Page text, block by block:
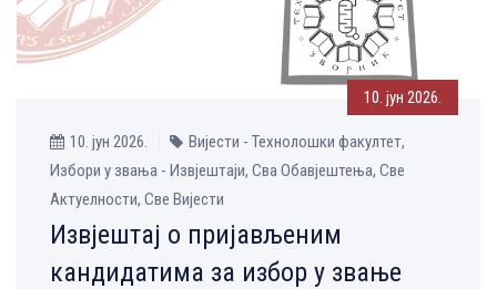
10. јун 2026.
10. јун 2026.
Вијести - Технолошки факултет,
Избори у звања - Извјештаји, Сва Обавјештења, Све
Aктуелности, Све Вијести
Извјештај o пријављеним
кандидатима за избор у звање